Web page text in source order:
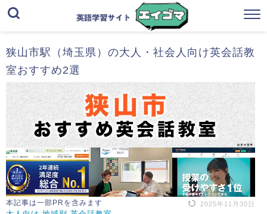
狭山市駅（埼玉県）の大人・社会人向け英会話教
室おすすめ2選
本記事は一部PRを含みます 2025年11月30日